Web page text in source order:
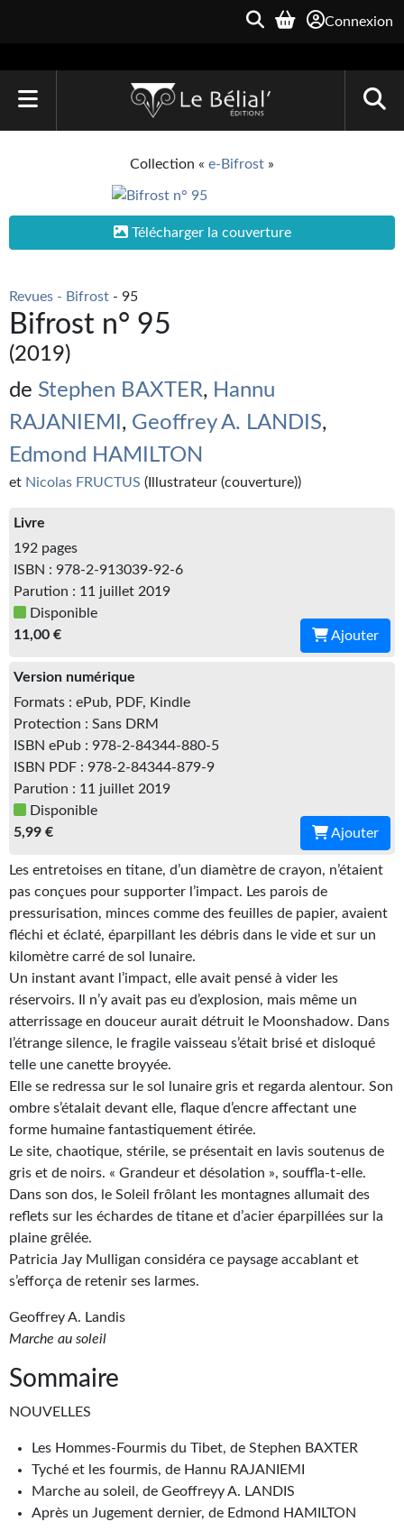
Connexion
Archive du Futur
Parallaxe
Quarante-Deux
Kvasar
Pulps
Wotan
Étoiles vives
Yellow Submarine
NUMÉRIQUE
Romans et recueils
Une Heure-Lumière
Nouvelles
Bifrost
Livres audio
Gratuit
Sans DRM
BIFROST
Tous les numéros
En numérique
S'abonner
Les critiques
Le blog
Le prix des lecteurs
GOODIES
Goodies Gotland
Tirages d’art Une Heure-Lumière
PLUS
À paraître
Revue de presse
Récompenses
Newsletter
Le Bélial' sur Youtube
LE BLOG BIFROST
Collection « e-Bifrost »
Télécharger la couverture
Revues - Bifrost - 95
Bifrost n° 95
(2019)
de Stephen BAXTER, Hannu
RAJANIEMI , Geoffrey A. LANDIS,
Edmond HAMILTON
et Nicolas FRUCTUS (Illustrateur (couverture))
Livre
192 pages
ISBN : 978-2-913039-92-6
Parution : 11 juillet 2019
Disponible
11,00 €
Ajouter
Version numérique
Formats : ePub, PDF, Kindle
Protection : Sans DRM
ISBN ePub : 978-2-84344-880-5
ISBN PDF : 978-2-84344-879-9
Parution : 11 juillet 2019
Disponible
5,99 €
Ajouter
Les entretoises en titane, d’un diamètre de crayon, n’étaient
pas conçues pour supporter l’impact. Les parois de
pressurisation, minces comme des feuilles de papier, avaient
fléchi et éclaté, éparpillant les débris dans le vide et sur un
kilomètre carré de sol lunaire.
Un instant avant l’impact, elle avait pensé à vider les
réservoirs. Il n’y avait pas eu d’explosion, mais même un
atterrissage en douceur aurait détruit le Moonshadow. Dans
l’étrange silence, le fragile vaisseau s’était brisé et disloqué
telle une canette broyyée.
Elle se redressa sur le sol lunaire gris et regarda alentour. Son
ombre s’étalait devant elle, flaque d’encre affectant une
forme humaine fantastiquement étirée.
Le site, chaotique, stérile, se présentait en lavis soutenus de
gris et de noirs. « Grandeur et désolation », souffla-t-elle.
Dans son dos, le Soleil frôlant les montagnes allumait des
reflets sur les échardes de titane et d’acier éparpillées sur la
plaine grêlée.
Patricia Jay Mulligan considéra ce paysage accablant et
s’efforça de retenir ses larmes.
Geoffrey A. Landis
Marche au soleil
Sommaire
NOUVELLES
Les Hommes-Fourmis du Tibet, de Stephen BAXTER
Tyché et les fourmis, de Hannu RAJANIEMI
Marche au soleil, de Geoffreyy A. LANDIS
Après un Jugement dernier, de Edmond HAMILTON